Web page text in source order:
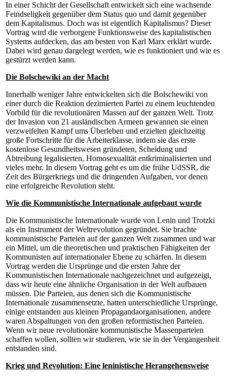
In einer Schicht der Gesellschaft entwickelt sich eine wachsende
Feindseligkeit gegenüber dem Status quo und damit gegenüber
dem Kapitalismus. Doch was ist eigentlich Kapitalismus? Dieser
Vortrag wird die verborgene Funktionsweise des kapitalistischen
Systems aufdecken, das am besten von Karl Marx erklärt wurde.
Dabei wird genau dargelegt werden, wie es funktioniert und wie es
gestürzt werden kann.
Die Bolschewiki an der Macht
Innerhalb weniger Jahre entwickelten sich die Bolschewiki von
einer durch die Reaktion dezimierten Partei zu einem leuchtenden
Vorbild für die revolutionären Massen auf der ganzen Welt. Trotz
der Invasion von 21 ausländischen Armeen gewannen sie einen
verzweifelten Kampf ums Überleben und erzielten gleichzeitig
große Fortschritte für die Arbeiterklasse, indem sie das erste
kostenlose Gesundheitswesen gründeten, Scheidung und
Abtreibung legalisierten, Homosexualität entkriminalisierten und
vieles mehr. In diesem Vortrag geht es um die frühe UdSSR, die
Zeit des Bürgerkriegs und die dringenden Aufgaben, vor denen
eine erfolgreiche Revolution steht.
Wie die Kommunistische Internationale aufgebaut wurde
Die Kommunistische Internationale wurde von Lenin und Trotzki
als ein Instrument der Weltrevolution gegründet. Sie brachte
kommunistische Parteien auf der ganzen Welt zusammen und war
ein Mittel, um die theoretischen und praktischen Fähigkeiten der
Kommunisten auf internationaler Ebene zu schärfen. In diesem
Vortrag werden die Ursprünge und die ersten Jahre der
Kommunistischen Internationale nachgezeichnet und aufgezeigt,
dass wir heute eine ähnliche Organisation in der Welt aufbauen
müssen. Die Parteien, aus denen sich die Kommunistische
Internationale zusammensetzte, hatten unterschiedliche Ursprünge,
einige entstanden aus kleinen Propagandaorganisationen, andere
waren Abspaltungen von den großen reformistischen Parteien.
Wenn wir neue revolutionäre kommunistische Massenparteien
schaffen wollen, sollten wir studieren, wie sie in der Vergangenheit
entstanden sind.
Krieg und Revolution: Eine leninistische Herangehensweise